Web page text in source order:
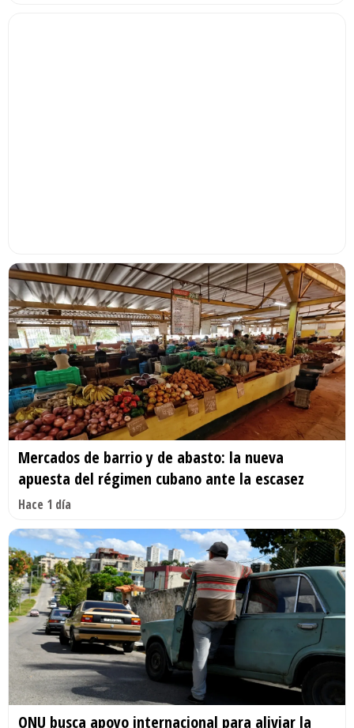
Mercados de barrio y de abasto: la nueva
apuesta del régimen cubano ante la escasez
Hace 1 día
ONU busca apoyo internacional para aliviar la